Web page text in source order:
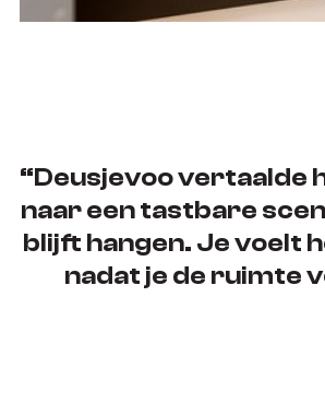
“Deusjevoo vertaalde
naar een tastbare
blijft hangen. Je voelt
nadat je de ruimte